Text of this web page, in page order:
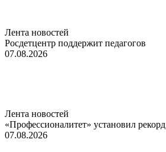
Лента новостей
Росдетцентр поддержит педагогов
07.08.2026
Лента новостей
«Профессионалитет» установил рекорд
07.08.2026